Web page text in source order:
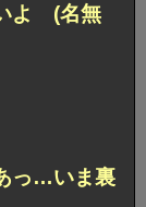
よ (名無
っ…いま裏